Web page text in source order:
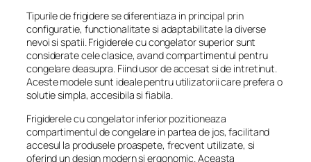
Tipurile de frigidere se diferentiaza in principal prin
configuratie, functionalitate si adaptabilitate la diverse
nevoi si spatii. Frigiderele cu congelator superior sunt
considerate cele clasice, avand compartimentul pentru
congelare deasupra. Fiind usor de accesat si de intretinut.
Aceste modele sunt ideale pentru utilizatorii care prefera o
solutie simpla, accesibila si fiabila.
Frigiderele cu congelator inferior pozitioneaza
compartimentul de congelare in partea de jos, facilitand
accesul la produsele proaspete, frecvent utilizate, si
oferind un design modern si ergonomic. Aceasta